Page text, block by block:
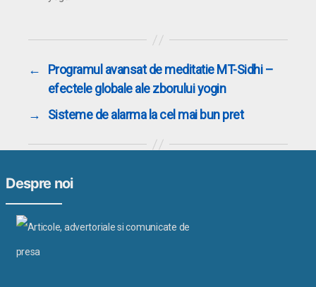
←
Programul avansat de meditatie MT-Sidhi –
efectele globale ale zborului yogin
→
Sisteme de alarma la cel mai bun pret
Despre noi